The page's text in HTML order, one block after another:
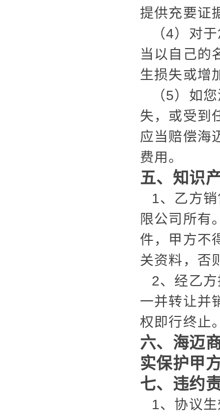
提供充要证
（4）对
当以自己的
生损失或增
（5）如
失，或受到
应当赔偿海
费用。
五、知识
1、乙方
限公司所有
件，甲方不
关资料，否
2、经乙
一并转让并
权即行终止
六、海迈
实保护甲
七、违约
1、协议